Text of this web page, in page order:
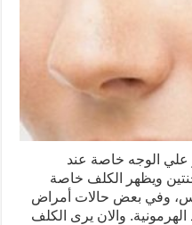
علي الوجه خاصة عند
ويظهر الكلف خاصة
وفي بعض حالات أمراض
والان يری الكلف